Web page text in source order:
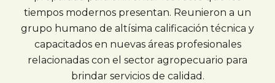
tiempos modernos presentan. Reunieron a un
grupo humano de altísima calificación técnica y
capacitados en nuevas áreas profesionales
relacionadas con el sector agropecuario para
brindar servicios de calidad.